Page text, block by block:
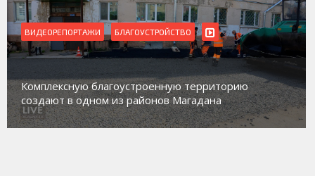
ВИДЕОРЕПОРТАЖИ БЛАГОУСТРОЙСТВО
Комплексную благоустроенную территорию
создают в одном из районов Магадана